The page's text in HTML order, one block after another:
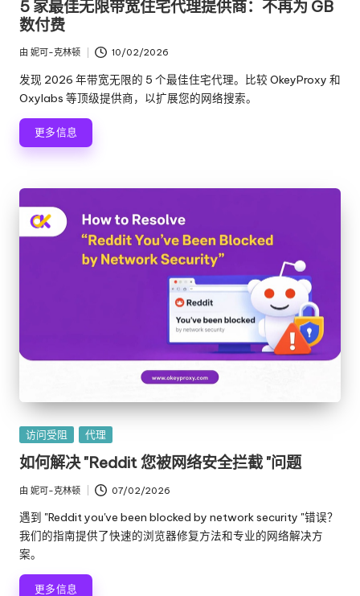
在
5 家最佳无限带宽住宅代理提供商：不再为 GB
数付费
发
布
者
由 妮可-克林顿 10/02/2026
发现 2026 年带宽无限的 5 个最佳住宅代理。比较 OkeyProxy 和
Oxylabs 等顶级提供商，以扩展您的网络搜索。
更多信息
发
布
在
访问受阻 代理
如何解决 "Reddit 您被网络安全拦截 "问题
发
布
者
由 妮可-克林顿 07/02/2026
遇到 "Reddit you've been blocked by network security "错误？
我们的指南提供了快速的浏览器修复方法和专业的网络解决方
案。
更多信息